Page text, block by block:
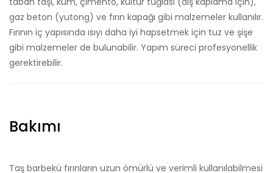
gaz beton (yutong) ve fırın kapağı gibi malzemeler kullanılır.
Fırının iç yapısında ısıyı daha iyi hapsetmek için tuz ve şişe
gibi malzemeler de bulunabilir. Yapım süreci profesyonellik
gerektirebilir.
Bakımı
Taş barbekü fırınların uzun ömürlü ve verimli kullanılabilmesi